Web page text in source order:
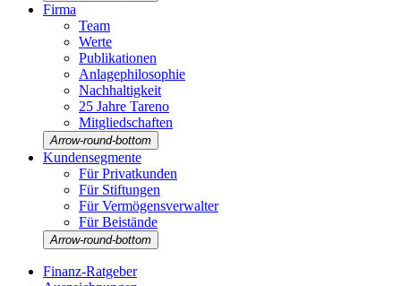
Firma
Team
Werte
Publi­ka­tionen
Anlage­phi­lo­so­phie
Nachhal­tig­keit
25 Jahre Tareno
Mitglied­schaften
Arrow-round-bottom
Kunden­seg­mente
Für Privat­kunden
Für Stiftungen
Für Vermö­gens­ver­walter
Für Beistände
Arrow-round-bottom
Finanz-Ratgeber